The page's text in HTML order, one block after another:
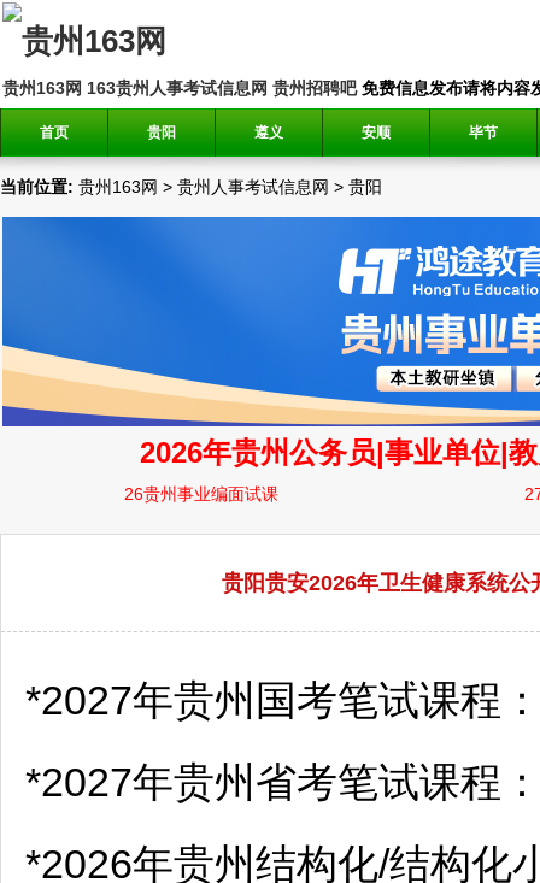
贵州163网 163贵州人事考试信息网 贵州招聘吧免费信息发布请将内容
首页 贵阳 遵义 安顺 毕节
当前位置: 贵州163网 > 贵州人事考试信息网 > 贵阳
贵阳贵安2026年卫生健康系统
*2027年贵州国考笔试课程
*2027年贵州省考笔试课程
*2026年贵州结构化/结构化